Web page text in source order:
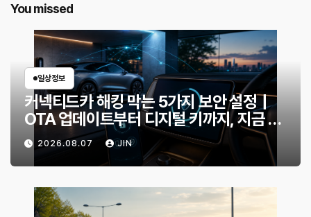
You missed
일상정보
커넥티드카 해킹 막는 5가지 보안 설정｜
OTA 업데이트부터 디지털 키까지, 지금 확
인할 것은?
2026.08.07 JIN